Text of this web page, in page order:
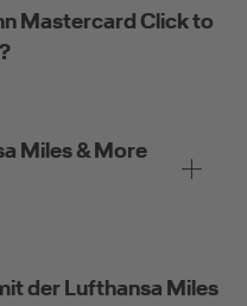
Mastercard Click to
Miles & More
der Lufthansa Miles